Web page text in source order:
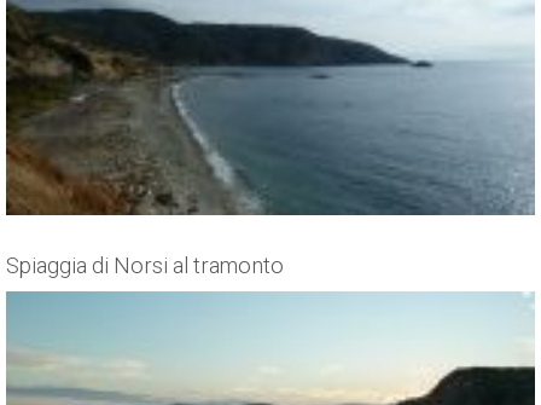
Spiaggia di Norsi al tramonto